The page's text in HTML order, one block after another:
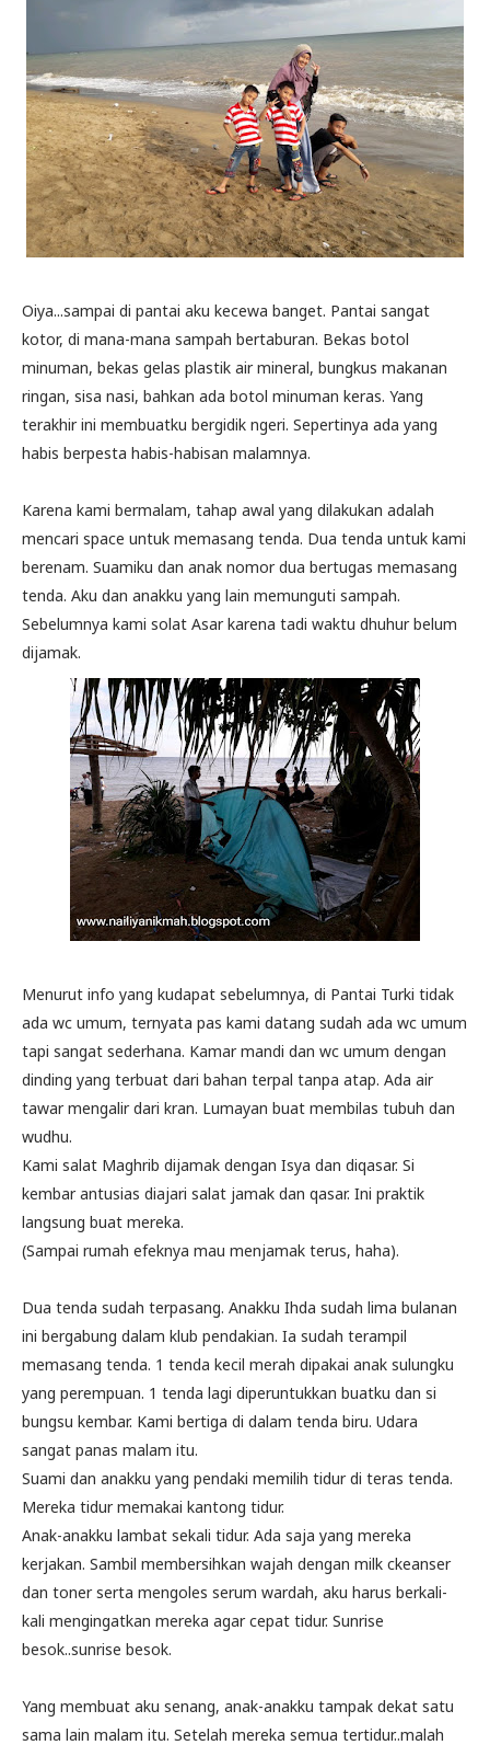
Oiya...sampai di pantai aku kecewa banget. Pantai sangat
kotor, di mana-mana sampah bertaburan. Bekas botol
minuman, bekas gelas plastik air mineral, bungkus makanan
ringan, sisa nasi, bahkan ada botol minuman keras. Yang
terakhir ini membuatku bergidik ngeri. Sepertinya ada yang
habis berpesta habis-habisan malamnya.
Karena kami bermalam, tahap awal yang dilakukan adalah
mencari space untuk memasang tenda. Dua tenda untuk kami
berenam. Suamiku dan anak nomor dua bertugas memasang
tenda. Aku dan anakku yang lain memunguti sampah.
Sebelumnya kami solat Asar karena tadi waktu dhuhur belum
dijamak.
Menurut info yang kudapat sebelumnya, di Pantai Turki tidak
ada wc umum, ternyata pas kami datang sudah ada wc umum
tapi sangat sederhana. Kamar mandi dan wc umum dengan
dinding yang terbuat dari bahan terpal tanpa atap. Ada air
tawar mengalir dari kran. Lumayan buat membilas tubuh dan
wudhu.
Kami salat Maghrib dijamak dengan Isya dan diqasar. Si
kembar antusias diajari salat jamak dan qasar. Ini praktik
langsung buat mereka.
(Sampai rumah efeknya mau menjamak terus, haha).
Dua tenda sudah terpasang. Anakku Ihda sudah lima bulanan
ini bergabung dalam klub pendakian. Ia sudah terampil
memasang tenda. 1 tenda kecil merah dipakai anak sulungku
yang perempuan. 1 tenda lagi diperuntukkan buatku dan si
bungsu kembar. Kami bertiga di dalam tenda biru. Udara
sangat panas malam itu.
Suami dan anakku yang pendaki memilih tidur di teras tenda.
Mereka tidur memakai kantong tidur.
Anak-anakku lambat sekali tidur. Ada saja yang mereka
kerjakan. Sambil membersihkan wajah dengan milk ckeanser
dan toner serta mengoles serum wardah, aku harus berkali-
kali mengingatkan mereka agar cepat tidur. Sunrise
besok..sunrise besok.
Yang membuat aku senang, anak-anakku tampak dekat satu
sama lain malam itu. Setelah mereka semua tertidur..malah